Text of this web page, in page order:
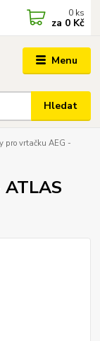
Menu
Hledat
0 ks
za 0 Kč
pro vrtačku AEG -